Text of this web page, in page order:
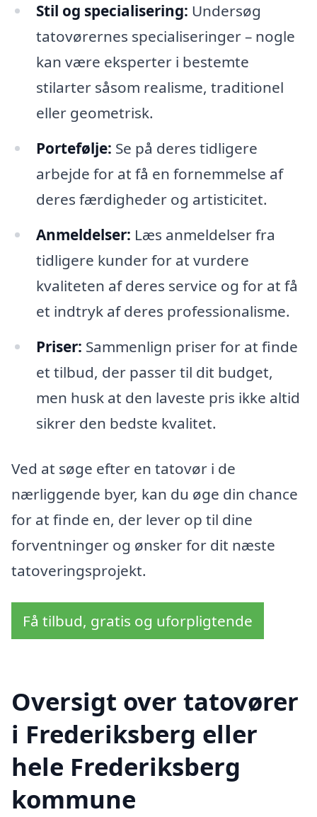
Stil og specialisering: Undersøg
tatovørernes specialiseringer – nogle
kan være eksperter i bestemte
stilarter såsom realisme, traditionel
eller geometrisk.
Portefølje: Se på deres tidligere
arbejde for at få en fornemmelse af
deres færdigheder og artisticitet.
Anmeldelser: Læs anmeldelser fra
tidligere kunder for at vurdere
kvaliteten af deres service og for at få
et indtryk af deres professionalisme.
Priser: Sammenlign priser for at finde
et tilbud, der passer til dit budget,
men husk at den laveste pris ikke altid
sikrer den bedste kvalitet.
Ved at søge efter en tatovør i de
nærliggende byer, kan du øge din chance
for at finde en, der lever op til dine
forventninger og ønsker for dit næste
tatoveringsprojekt.
Få tilbud, gratis og uforpligtende
Oversigt over tatovører
i Frederiksberg eller
hele Frederiksberg
kommune